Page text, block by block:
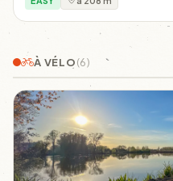
À VÉLO(6)